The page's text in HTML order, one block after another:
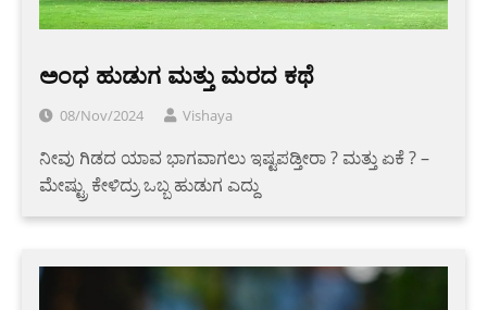
ಅಂಧ ಹುಡುಗ ಮತ್ತು ಮರದ ಕಥೆ
08/Nov/2024 Vishaya
ನೀವು ಗಿಡದ ಯಾವ ಭಾಗವಾಗಲು ಇಷ್ಟಪಡ್ತೀರಾ ? ಮತ್ತು ಏಕೆ ? –
ಮೇಷ್ಟ್ರು ಕೇಳಿದ್ರು ಒಬ್ಬ ಹುಡುಗ ಎದ್ದು